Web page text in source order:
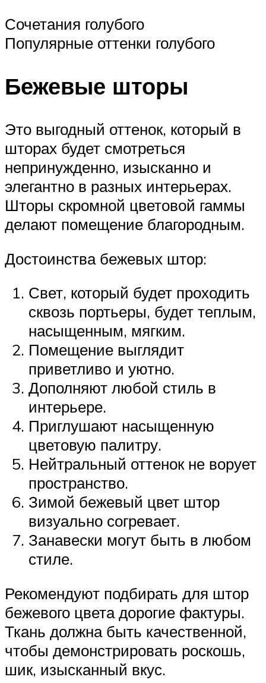
Сочетания голубого
Популярные оттенки голубого
Бежевые шторы
Это выгодный оттенок, который в
шторах будет смотреться
непринужденно, изысканно и
элегантно в разных интерьерах.
Шторы скромной цветовой гаммы
делают помещение благородным.
Достоинства бежевых штор:
Свет, который будет проходить
сквозь портьеры, будет теплым,
насыщенным, мягким.
Помещение выглядит
приветливо и уютно.
Дополняют любой стиль в
интерьере.
Приглушают насыщенную
цветовую палитру.
Нейтральный оттенок не ворует
пространство.
Зимой бежевый цвет штор
визуально согревает.
Занавески могут быть в любом
стиле.
Рекомендуют подбирать для штор
бежевого цвета дорогие фактуры.
Ткань должна быть качественной,
чтобы демонстрировать роскошь,
шик, изысканный вкус.